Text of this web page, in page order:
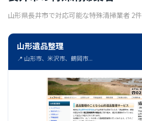
山形県長井市で対応可能な特殊清掃業者 2件
山形遺品整理
📍 山形市、米沢市、鶴岡市...